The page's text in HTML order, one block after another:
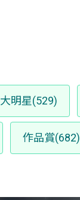
大明星(529)
作品賞(682)